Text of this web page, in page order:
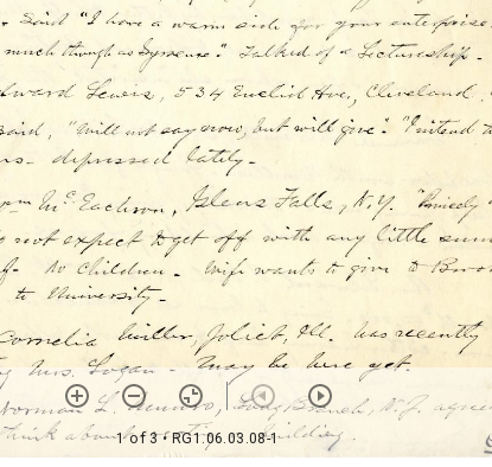
1 of 3• RG1.06.03.08-1